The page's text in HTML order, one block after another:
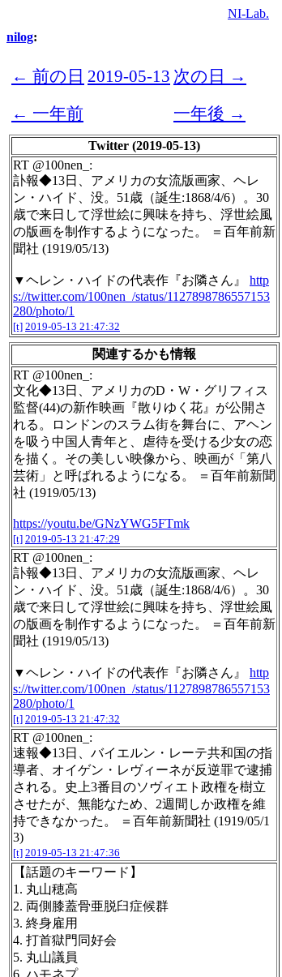
NI-Lab.
nilog:
← 前の日 2019-05-13 次の日 →
← 一年前
一年後 →
Twitter (2019-05-13)
RT @100nen_:
訃報◆13日、アメリカの女流版画家、ヘレ
ン・ハイド、没。51歳（誕生:1868/4/6）。30
歳で来日して浮世絵に興味を持ち、浮世絵風
の版画を制作するようになった。 ＝百年前新
聞社 (1919/05/13)
▼ヘレン・ハイドの代表作『お隣さん』 http
s://twitter.com/100nen_/status/1127898786557153
280/photo/1
[t] 2019-05-13 21:47:32
関連するかも情報
RT @100nen_:
文化◆13日、アメリカのD・W・グリフィス
監督(44)の新作映画『散りゆく花』が公開さ
れる。ロンドンのスラム街を舞台に、アヘン
を吸う中国人青年と、虐待を受ける少女の恋
を描く。その美しい映像から、映画が「第八
芸術」と呼ばれるようになる。 ＝百年前新聞
社 (1919/05/13)
https://youtu.be/GNzYWG5FTmk
[t] 2019-05-13 21:47:29
RT @100nen_:
訃報◆13日、アメリカの女流版画家、ヘレ
ン・ハイド、没。51歳（誕生:1868/4/6）。30
歳で来日して浮世絵に興味を持ち、浮世絵風
の版画を制作するようになった。 ＝百年前新
聞社 (1919/05/13)
▼ヘレン・ハイドの代表作『お隣さん』 http
s://twitter.com/100nen_/status/1127898786557153
280/photo/1
[t] 2019-05-13 21:47:32
RT @100nen_:
速報◆13日、バイエルン・レーテ共和国の指
導者、オイゲン・レヴィーネが反逆罪で逮捕
される。史上3番目のソヴィエト政権を樹立
させたが、無能なため、2週間しか政権を維
持できなかった。 ＝百年前新聞社 (1919/05/1
3)
[t] 2019-05-13 21:47:36
【話題のキーワード】
1. 丸山穂高
2. 両側膝蓋骨亜脱臼症候群
3. 終身雇用
4. 打首獄門同好会
5. 丸山議員